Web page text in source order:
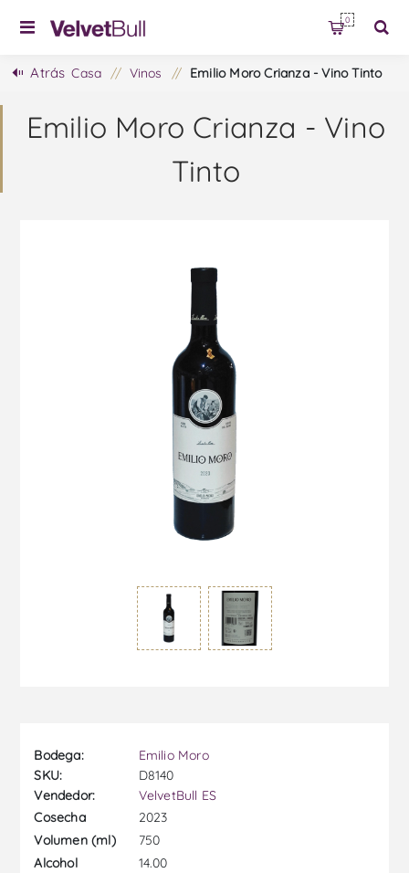
0
Atrás Casa / Vinos / Emilio Moro Crianza - Vino Tinto
Emilio Moro Crianza - Vino
Tinto
Bodega:
Emilio Moro
SKU:
D8140
Vendedor:
VelvetBull ES
Cosecha
2023
Volumen (ml)
750
Alcohol
14.00